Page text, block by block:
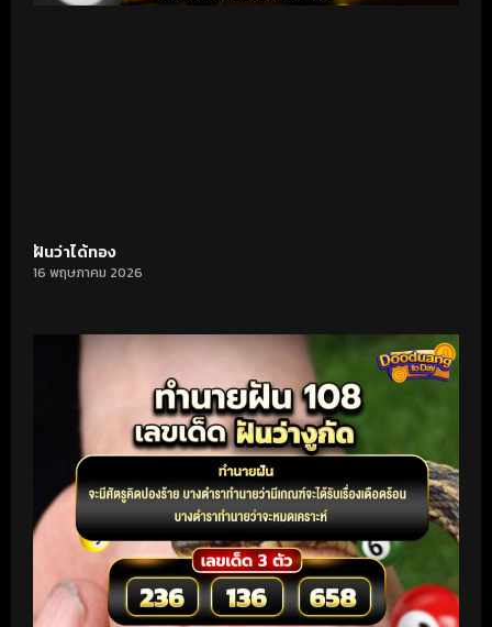
ฝันว่าได้ทอง
16 พฤษภาคม 2026